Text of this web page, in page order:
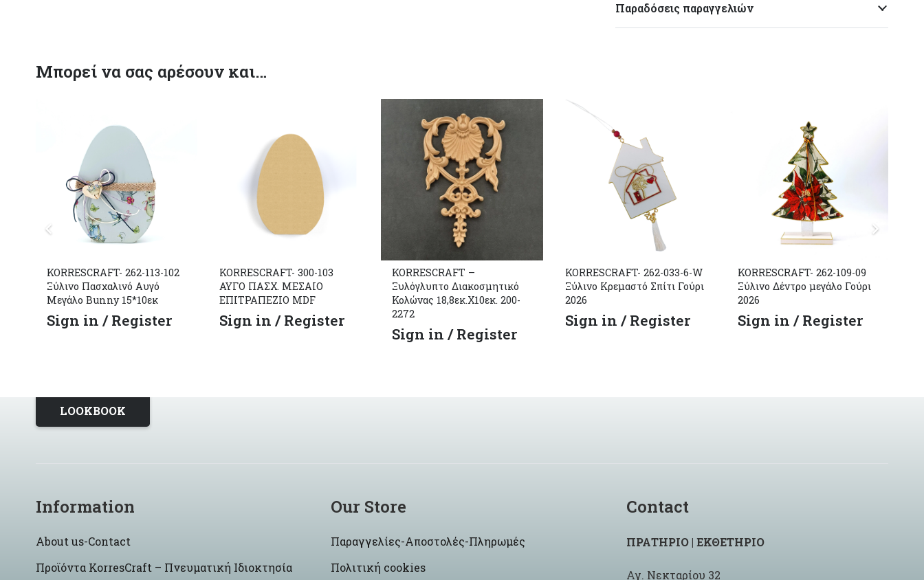
Παραδόσεις παραγγελιών
Μπορεί να σας αρέσουν και…
KORRESCRAFT- 262-113-102
Ξύλινο Πασχαλινό Αυγό
Μεγάλο Bunny 15*10εκ
Sign in / Register
KORRESCRAFT- 300-103
ΑΥΓΟ ΠΑΣΧ. ΜΕΣΑΙΟ
ΕΠΙΤΡΑΠΕΖΙΟ MDF
Sign in / Register
KORRESCRAFT –
Ξυλόγλυπτο Διακοσμητικό
Κολώνας 18,8εκ.Χ10εκ. 200-
2272
Sign in / Register
KORRESCRAFT- 262-033-6-W
Ξύλινο Κρεμαστό Σπίτι Γούρι
2026
Sign in / Register
KORRESCRAFT- 262-109-09
Ξύλινο Δέντρο μεγάλο Γούρι
2026
Sign in / Register
LOOKBOOK
Information
About us-Contact
Προϊόντα KorresCraft – Πνευματική Ιδιοκτησία
Our Store
Παραγγελίες-Αποστολές-Πληρωμές
Πολιτική cookies
Contact
ΠΡΑΤΗΡΙΟ | ΕΚΘΕΤΗΡΙΟ
Αγ. Νεκταρίου 32